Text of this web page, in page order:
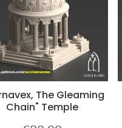
The Gleaming
Chain" Temple